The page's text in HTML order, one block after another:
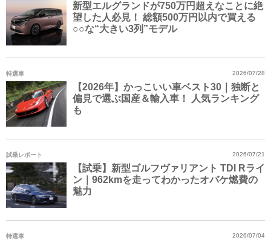
新型エルグランドが750万円超えなことに絶
望した人必見！ 総額500万円以内で買える
○○な“大きい3列”モデル
特選車
【2026年】かっこいい車ベスト30｜独断と
偏見で選ぶ国産＆輸入車！ 人気ランキング
も
2026/07/28
試乗レポート
【試乗】新型ゴルフヴァリアント TDI Rライ
ン｜962kmを走ってわかったオバケ燃費の
魅力
2026/07/21
特選車 2026/07/04